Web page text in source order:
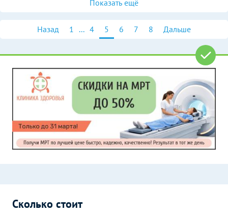
Показать ещё
Назад 1 ... 4 5 6 7 8 Дальше
Сколько стоит